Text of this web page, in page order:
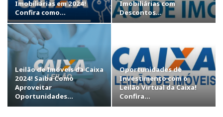
Imobiliárias em 2024!
Confira como…
Imobiliárias com
Descontos…
Leilão de Imóveis da Caixa
2024! Saiba Como
Aproveitar
Oportunidades…
Oportunidades de
Investimento com o
Leilão Virtual da Caixa!
Confira…